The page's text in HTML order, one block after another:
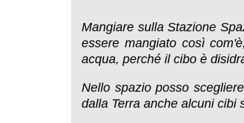
Mangiare sulla Stazione
essere mangiato così
acqua, perché il cibo è
Nello spazio posso
dalla Terra anche alcuni cibi